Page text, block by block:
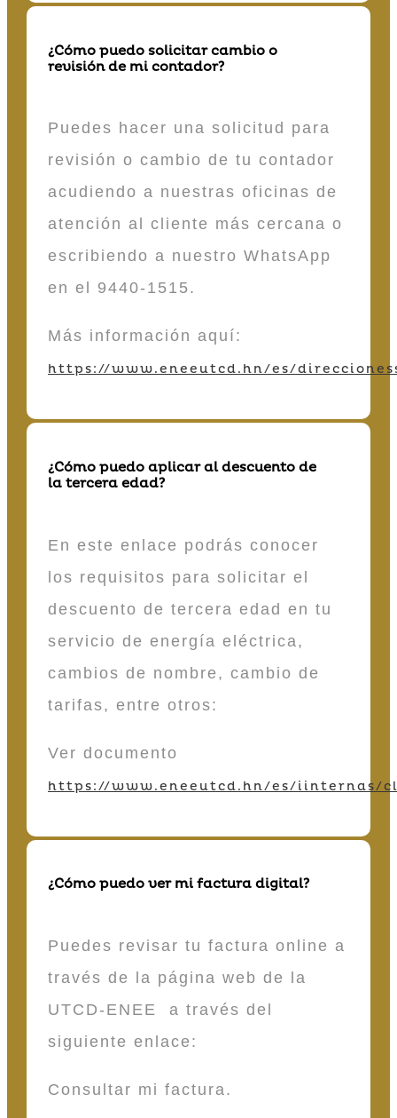
¿Cómo puedo solicitar cambio o
revisión de mi contador?
Puedes hacer una solicitud para
revisión o cambio de tu contador
acudiendo a nuestras oficinas de
atención al cliente más cercana o
escribiendo a nuestro WhatsApp
en el 9440-1515.
Más información aquí:
https://www.eneeutcd.hn/es/
¿Cómo puedo aplicar al descuento de
la tercera edad?
En este enlace podrás conocer
los requisitos para solicitar el
descuento de tercera edad en tu
servicio de energía eléctrica,
cambios de nombre, cambio de
tarifas, entre otros:
Ver documento
https://www.eneeutcd.hn/es/iinternas/
¿Cómo puedo ver mi factura digital?
Puedes revisar tu factura online a
través de la página web de la
UTCD-ENEE a través del
siguiente enlace:
Consultar mi factura.